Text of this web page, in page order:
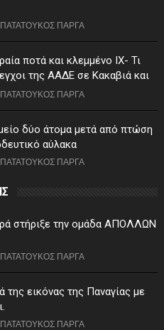
ΠΑΤΑΤΟΥΚΟΣ ΠΑΡΓΑ
ποτά και κλεμμένο ΙΧ- Τι
της ΑΑΔΕ σε Κακαβιά και
ΠΑΤΑΤΟΥΚΟΣ ΠΑΡΓΑ
δύο άτομα μετά από πτώση
αύλακα
ΠΑΤΑΤΟΥΚΟΣ ΠΑΡΓΑ
στήριξε την ομάδα ΑΠΟΛΛΩΝ
ΠΑΤΑΤΟΥΚΟΣ ΠΑΡΓΑ
εικόνας της Παναγίας με
ΠΑΤΑΤΟΥΚΟΣ ΠΑΡΓΑ